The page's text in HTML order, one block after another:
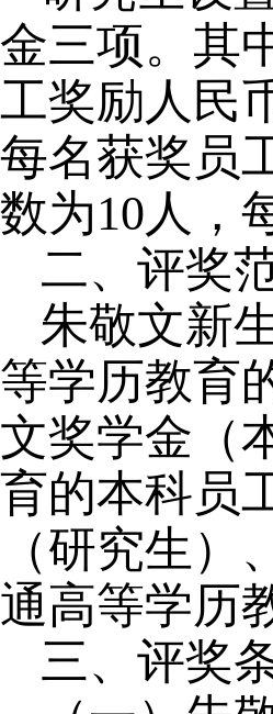
金三项。其
工奖励人民
每名获奖员
数为10人，
二、评奖
朱敬文新
等学历教育
文奖学金（
育的本科员
（研究生
通高等学历
三、评奖